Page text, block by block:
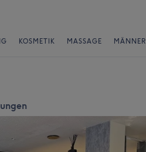
KOSMETIK MASSAGE MÄNNER